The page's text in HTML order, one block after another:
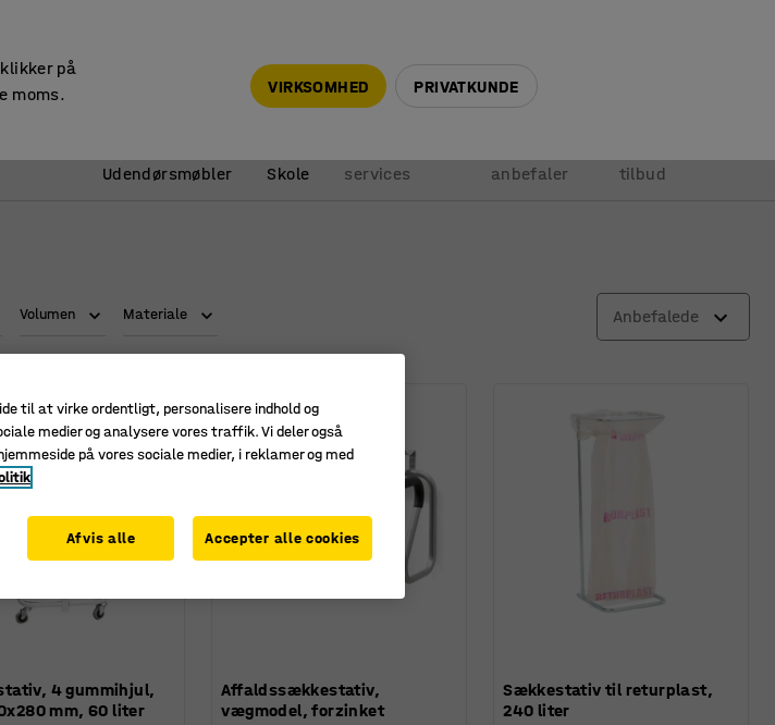
Udendørsmøbler Skole
services
anbefaler
tilbud
Volumen Materiale Anbefalede
4 gummihjul,
mm, 60 liter
Affaldssækkestativ,
vægmodel, forzinket
Sækkestativ til returplast,
240 liter
på
moms.
VIRKSOMHED PRIVATKUNDE
til at virke ordentligt, personalisere indhold og
medier og analysere vores traffik. Vi deler også
på vores sociale medier, i reklamer og med
Afvis alle Accepter alle cookies